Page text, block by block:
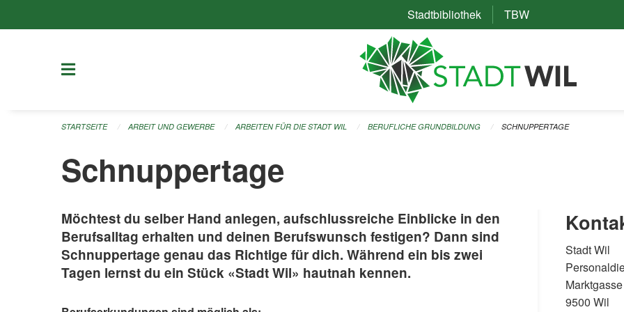
Stadtbibliothek(External Link)
TBW(External Link)
STARTSEITE ARBEIT UND GEWERBE ARBEITEN FÜR DIE STADT WIL BERUFLICHE GRUNDBILDUNG SCHNUPPERTAGE
Schnuppertage
Möchtest du selber Hand anlegen, aufschlussreiche Einblicke in den
Berufsalltag erhalten und deinen Berufswunsch festigen? Dann sind
Schnuppertage genau das Richtige für dich. Während ein bis zwei
Tagen lernst du ein Stück «Stadt Wil» hautnah kennen.
Stadt Wil
9500 Wil